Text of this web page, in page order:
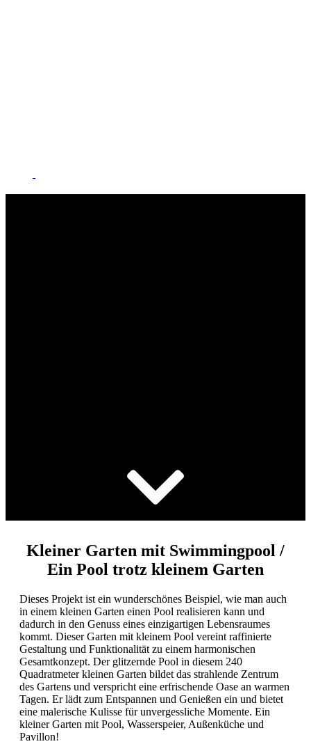
Kleiner Garten mit Swimmingpool /
Ein Pool trotz kleinem Garten
Dieses Projekt ist ein wunderschönes Beispiel, wie man auch
in einem kleinen Garten einen Pool realisieren kann und
dadurch in den Genuss eines einzigartigen Lebensraumes
kommt. Dieser Garten mit kleinem Pool vereint raffinierte
Gestaltung und Funktionalität zu einem harmonischen
Gesamtkonzept. Der glitzernde Pool in diesem 240
Quadratmeter kleinen Garten bildet das strahlende Zentrum
des Gartens und verspricht eine erfrischende Oase an warmen
Tagen. Er lädt zum Entspannen und Genießen ein und bietet
eine malerische Kulisse für unvergessliche Momente. Ein
kleiner Garten mit Pool, Wasserspeier, Außenküche und
Pavillon!